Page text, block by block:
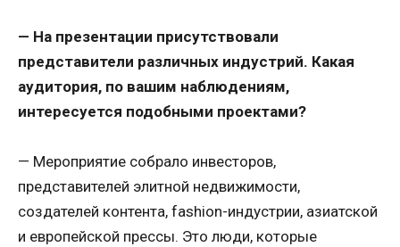
— На презентации присутствовали
представители различных индустрий. Какая
аудитория, по вашим наблюдениям,
интересуется подобными проектами?
— Мероприятие собрало инвесторов,
представителей элитной недвижимости,
создателей контента, fashion-индустрии, азиатской
и европейской прессы. Это люди, которые